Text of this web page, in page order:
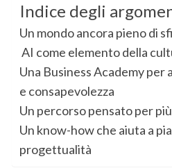
Indice degli
Un mondo ancora pieno di
AI come elemento della
Una Business Academy
e consapevolezza
Un percorso pensato per
Un know-how che aiuta a
progettualità